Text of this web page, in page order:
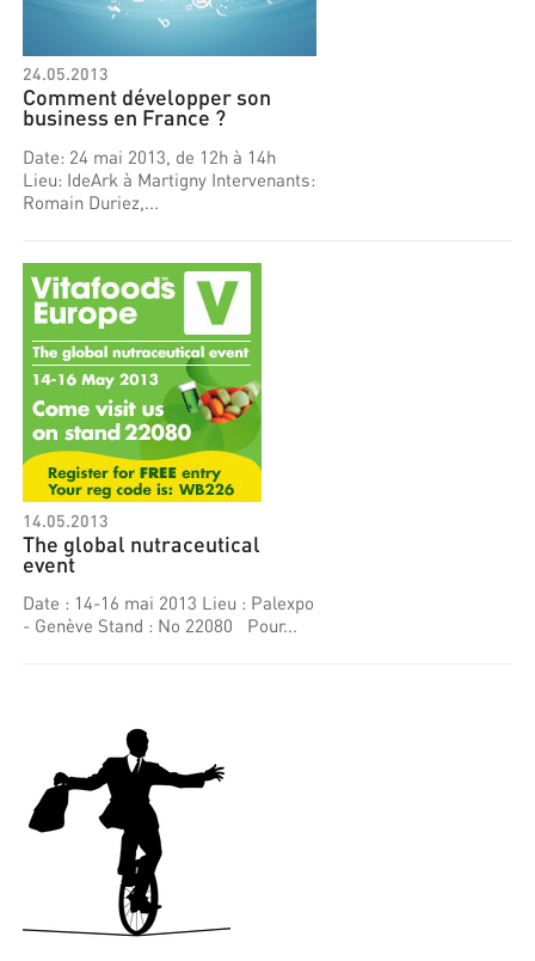
24.05.2013
Comment développer son
business en France ?
Date: 24 mai 2013, de 12h à 14h
Lieu: IdeArk à Martigny Intervenants:
Romain Duriez,...
14.05.2013
The global nutraceutical
event
Date : 14-16 mai 2013 Lieu : Palexpo
- Genève Stand : No 22080 Pour...